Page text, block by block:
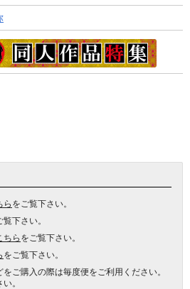
らをご覧下さい。
覧下さい。
ちらをご覧下さい。
をご覧下さい。
ご購入の際は毎度便をご利用ください。
。